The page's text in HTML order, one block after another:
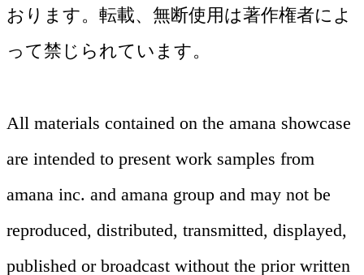
おります。転載、無断使用は著作権者によ
って禁じられています。
All materials contained on the amana showcase
are intended to present work samples from
amana inc. and amana group and may not be
reproduced, distributed, transmitted, displayed,
published or broadcast without the prior written
撮影
グラフィック
レタッチ